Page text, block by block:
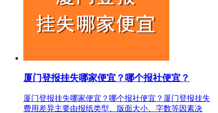
厦门登报挂失哪家便宜？哪个报社便宜？
厦门登报挂失哪家便宜？哪个报社便宜？厦门登报挂失
费用差异主要由报纸类型、版面大小、字数等因素决